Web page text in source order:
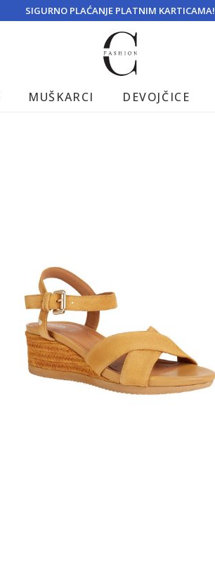
SIGURNO PLAĆANJE PLATNIM KARTICAMA!
MUŠKARCI DEVOJČICE